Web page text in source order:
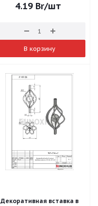
4.19Br/шт
В корзину
Декоративная вставка в